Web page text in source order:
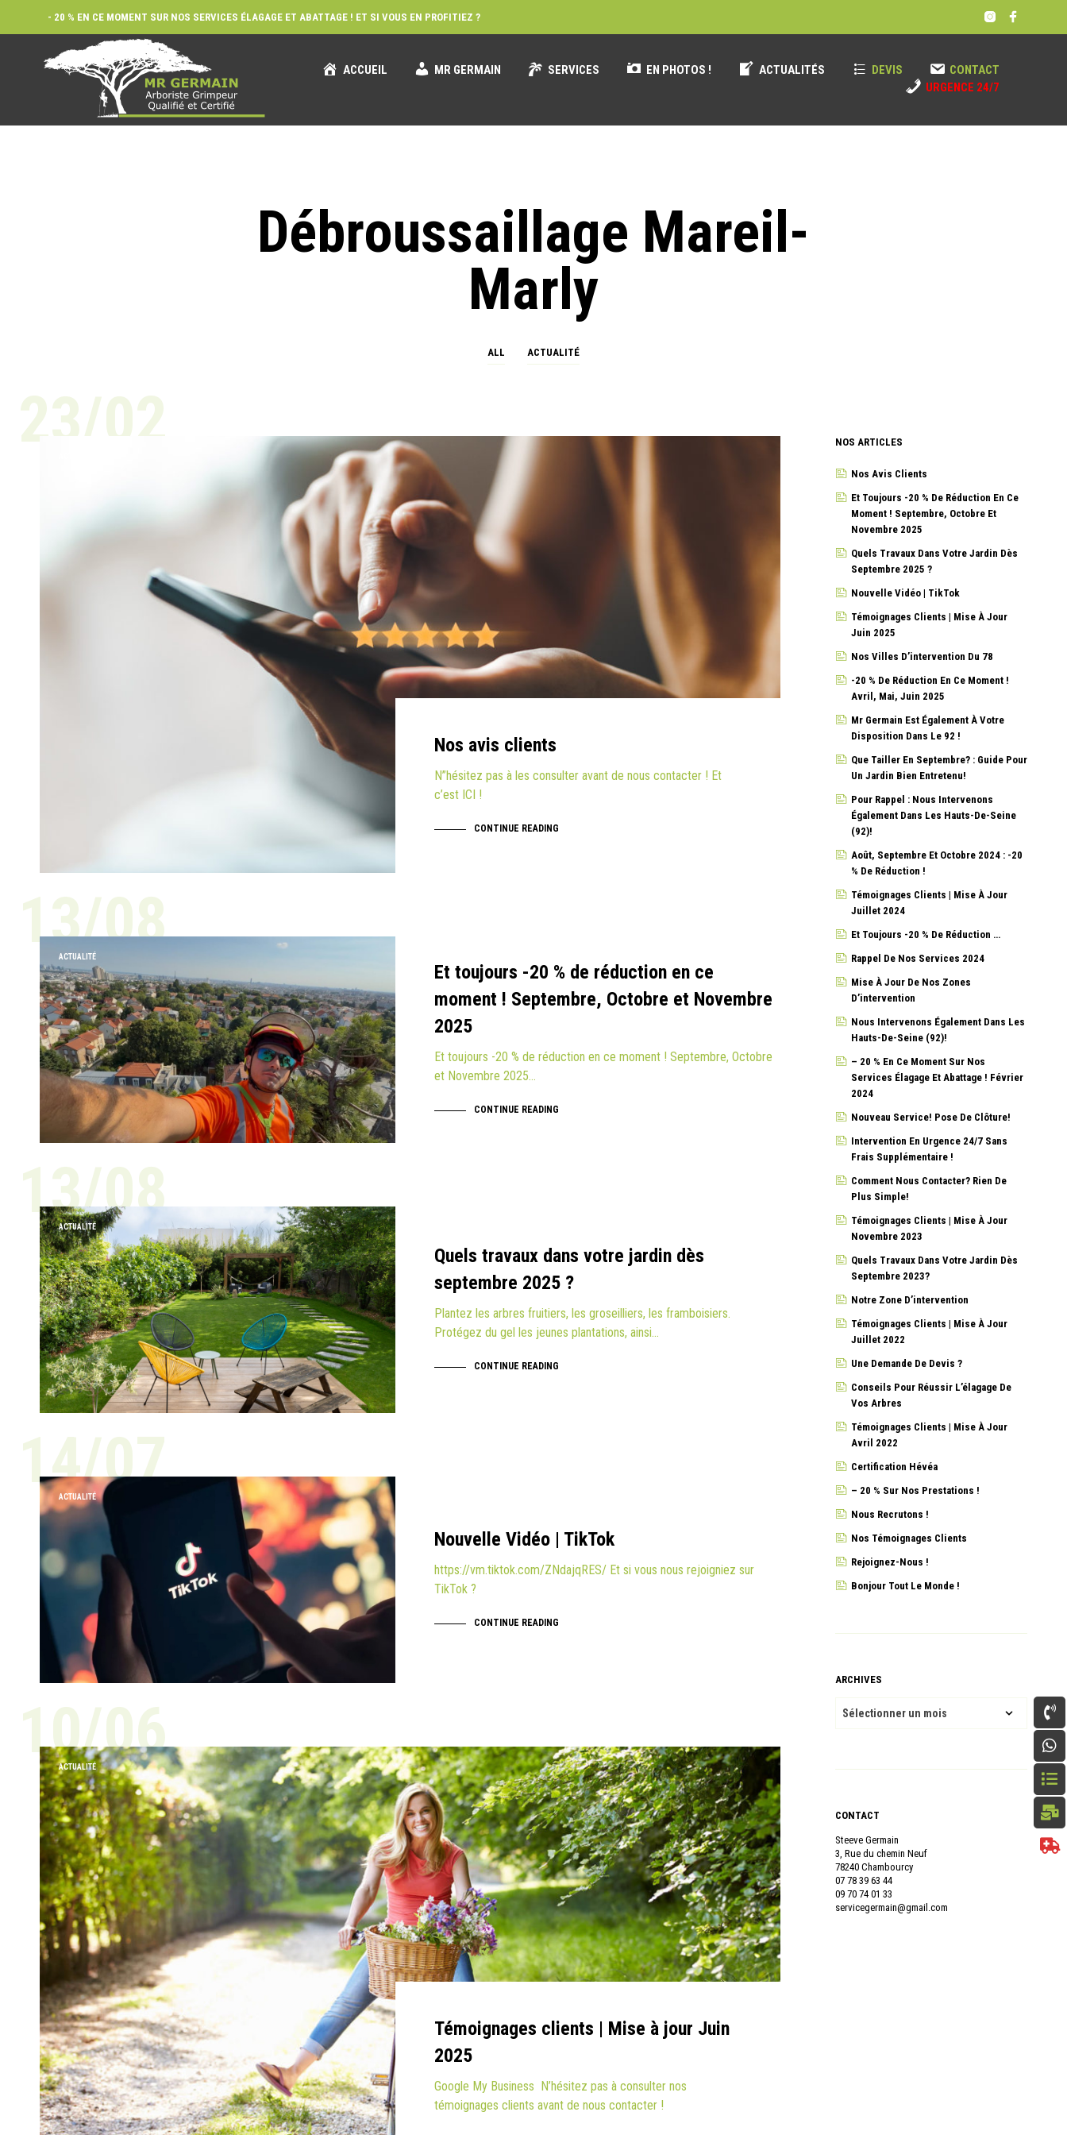
- 20 % EN CE MOMENT SUR NOS SERVICES ÉLAGAGE ET ABATTAGE ! ET SI VOUS EN PROFITIEZ ?
ACCUEIL MR GERMAIN SERVICES EN PHOTOS ! ACTUALITÉS DEVIS
CONTACT
URGENCE 24/7
Débroussaillage Mareil-
Marly
ALL ACTUALITÉ
23/02
Nos avis clients
N”hésitez pas à les consulter avant de nous contacter ! Et
c’est ICI !
CONTINUE READING
13/08
ACTUALITÉ
Et toujours -20 % de réduction en ce
moment ! Septembre, Octobre et Novembre
2025
Et toujours -20 % de réduction en ce moment ! Septembre, Octobre
et Novembre 2025…
CONTINUE READING
13/08
ACTUALITÉ
Quels travaux dans votre jardin dès
septembre 2025 ?
Plantez les arbres fruitiers, les groseilliers, les framboisiers.
Protégez du gel les jeunes plantations, ainsi…
CONTINUE READING
14/07
ACTUALITÉ
Nouvelle Vidéo | TikTok
https://vm.tiktok.com/ZNdajqRES/ Et si vous nous rejoigniez sur
TikTok ?
CONTINUE READING
10/06
ACTUALITÉ
Témoignages clients | Mise à jour Juin
2025
Google My Business N’hésitez pas à consulter nos
témoignages clients avant de nous contacter !
NOS ARTICLES
Nos Avis Clients
Et Toujours -20 % De Réduction En Ce
Moment ! Septembre, Octobre Et
Novembre 2025
Quels Travaux Dans Votre Jardin Dès
Septembre 2025 ?
Nouvelle Vidéo | TikTok
Témoignages Clients | Mise À Jour
Juin 2025
Nos Villes D’intervention Du 78
-20 % De Réduction En Ce Moment !
Avril, Mai, Juin 2025
Mr Germain Est Également À Votre
Disposition Dans Le 92 !
Que Tailler En Septembre? : Guide Pour
Un Jardin Bien Entretenu!
Pour Rappel : Nous Intervenons
Également Dans Les Hauts-De-Seine
(92)!
Août, Septembre Et Octobre 2024 : -20
% De Réduction !
Témoignages Clients | Mise À Jour
Juillet 2024
Et Toujours -20 % De Réduction …
Rappel De Nos Services 2024
Mise À Jour De Nos Zones
D’intervention
Nous Intervenons Également Dans Les
Hauts-De-Seine (92)!
– 20 % En Ce Moment Sur Nos
Services Élagage Et Abattage ! Février
2024
Nouveau Service! Pose De Clôture!
Intervention En Urgence 24/7 Sans
Frais Supplémentaire !
Comment Nous Contacter? Rien De
Plus Simple!
Témoignages Clients | Mise À Jour
Novembre 2023
Quels Travaux Dans Votre Jardin Dès
Septembre 2023?
Notre Zone D’intervention
Témoignages Clients | Mise À Jour
Juillet 2022
Une Demande De Devis ?
Conseils Pour Réussir L’élagage De
Vos Arbres
Témoignages Clients | Mise À Jour
Avril 2022
Certification Hévéa
– 20 % Sur Nos Prestations !
Nous Recrutons !
Nos Témoignages Clients
Rejoignez-Nous !
Bonjour Tout Le Monde !
ARCHIVES
ARCHIVES
CONTACT
Steeve Germain
3, Rue du chemin Neuf
78240 Chambourcy
07 78 39 63 44
09 70 74 01 33
servicegermain@gmail.com